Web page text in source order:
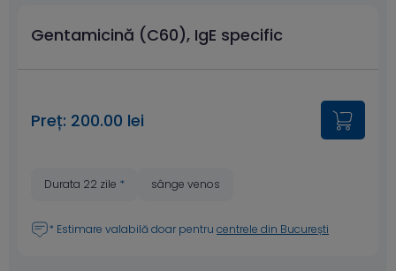
Gentamicină (C60), IgE specific
Preț: 200.00 lei
Durata 22 zile * sânge venos
* Estimare valabilă doar pentru centrele din București